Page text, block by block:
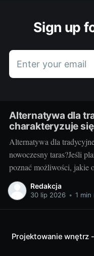
Sign up
Enter your email
Alternatywa dla
charakteryzuje
Alternatywa dla
nowoczesny taras?Jeśli
poznać możliwości, jakie
Można przecież
tradycyjną terakotę. Ale
Redakcja
30 lip 2026 • 1 min
Projektowanie wnętrz